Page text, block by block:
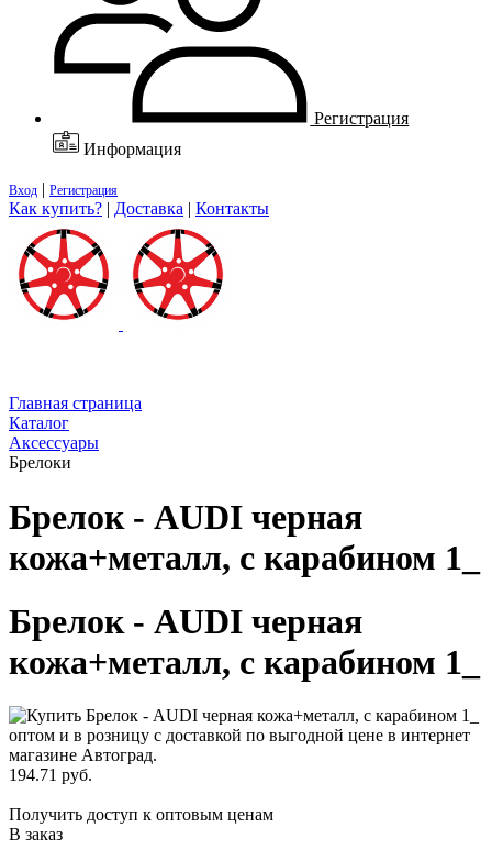
Регистрация
Информация
Вход | Регистрация
Как купить? | Доставка | Контакты
Главная страница
Каталог
Аксессуары
Брелоки
Брелок - AUDI черная
кожа+металл, с карабином 1_
Брелок - AUDI черная
кожа+металл, с карабином 1_
194.71 руб.
Получить доступ к оптовым ценам
В заказ